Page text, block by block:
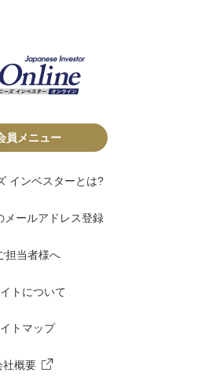
員メニュー
インベスターとは?
メールアドレス登録
担当者様へ
トについて
トマップ
社概要